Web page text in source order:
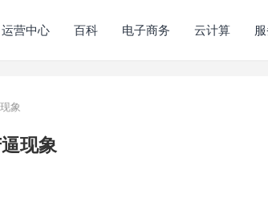
运营中心 百科 电子商务 云计算
象
现象